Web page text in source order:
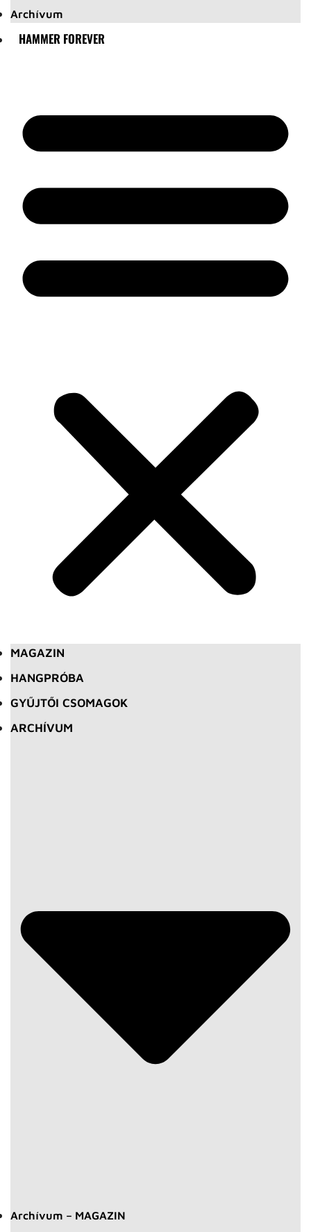
Archívum
HAMMER FOREVER
MAGAZIN
HANGPRÓBA
GYŰJTŐI CSOMAGOK
ARCHÍVUM
Archívum – MAGAZIN